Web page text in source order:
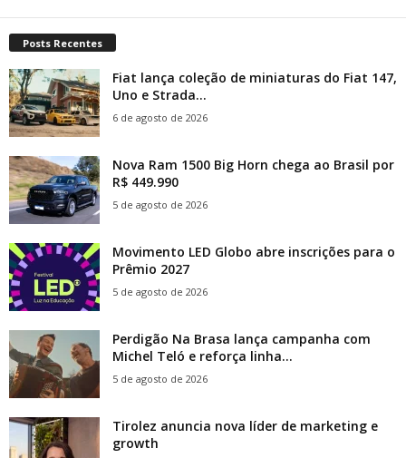
Posts Recentes
Fiat lança coleção de miniaturas do Fiat 147,
Uno e Strada...
6 de agosto de 2026
Nova Ram 1500 Big Horn chega ao Brasil por
R$ 449.990
5 de agosto de 2026
Movimento LED Globo abre inscrições para o
Prêmio 2027
5 de agosto de 2026
Perdigão Na Brasa lança campanha com
Michel Teló e reforça linha...
5 de agosto de 2026
Tirolez anuncia nova líder de marketing e
growth